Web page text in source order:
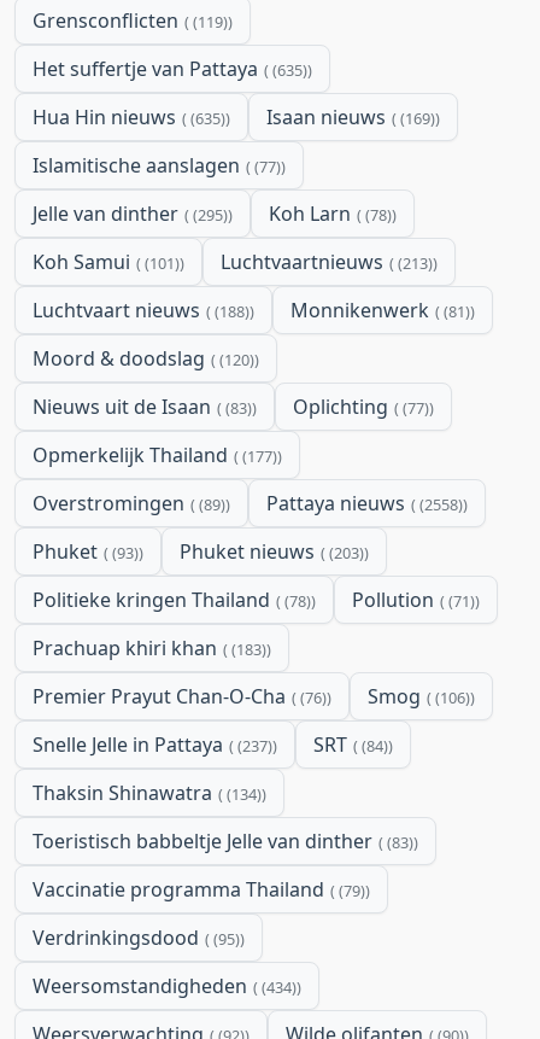
Grensconflicten (119)
Het suffertje van Pattaya (635)
Hua Hin nieuws (635) Isaan nieuws (169)
Islamitische aanslagen (77)
Jelle van dinther (295) Koh Larn (78)
Koh Samui (101) Luchtvaartnieuws (213)
Luchtvaart nieuws (188) Monnikenwerk (81)
Moord & doodslag (120)
Nieuws uit de Isaan (83) Oplichting (77)
Opmerkelijk Thailand (177)
Overstromingen (89) Pattaya nieuws (2558)
Phuket (93) Phuket nieuws (203)
Politieke kringen Thailand (78) Pollution (71)
Prachuap khiri khan (183)
Premier Prayut Chan-O-Cha (76) Smog (106)
Snelle Jelle in Pattaya (237) SRT (84)
Thaksin Shinawatra (134)
Toeristisch babbeltje Jelle van dinther (83)
Vaccinatie programma Thailand (79)
Verdrinkingsdood (95)
Weersomstandigheden (434)